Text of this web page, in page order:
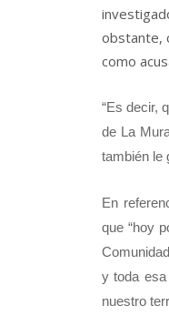
obstante,
como
“Es decir,
de La
también le
En
que “hoy
y toda
nuestro